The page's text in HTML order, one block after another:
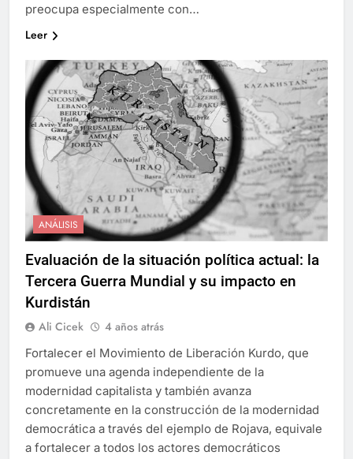
preocupa especialmente con…
Leer
ANÁLISIS
Evaluación de la situación política actual: la
Tercera Guerra Mundial y su impacto en
Kurdistán
Ali Cicek 4 años atrás
Fortalecer el Movimiento de Liberación Kurdo, que
promueve una agenda independiente de la
modernidad capitalista y también avanza
concretamente en la construcción de la modernidad
democrática a través del ejemplo de Rojava, equivale
a fortalecer a todos los actores democráticos